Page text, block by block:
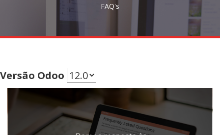
FAQ's
Versão Odoo